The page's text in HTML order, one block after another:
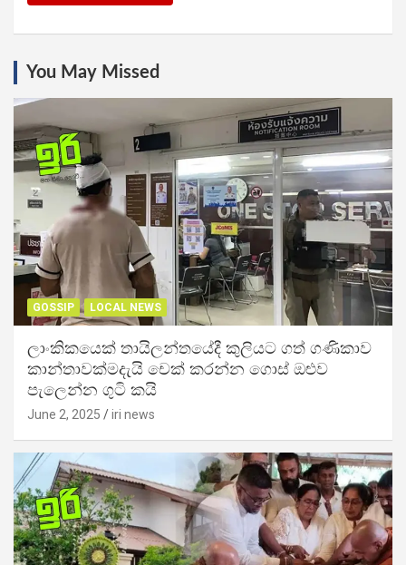
You May Missed
GOSSIP LOCAL NEWS
ලාංකිකයෙක් තායිලන්තයේදී කුලියට ගත් ගණිකාව
කාන්තාවක්මදැයි චෙක් කරන්න ගොස් ඔළුව
පැලෙන්න ගුටි කයි
June 2, 2025 iri news